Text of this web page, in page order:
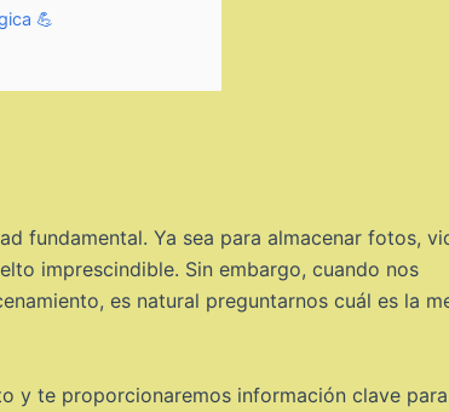
💪
fundamental. Ya sea para almacenar fotos,
imprescindible. Sin embargo, cuando nos
es natural preguntarnos cuál es la
y te proporcionaremos información clave